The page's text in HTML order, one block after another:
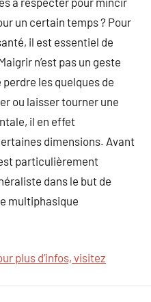
un certain temps ? Pour
il est essentiel de
n’est pas un geste
perdre les quelques de
ou laisser tourner une
il en effet
dimensions. Avant
particulièrement
dans le but de
multiphasique
plus d’infos, visitez